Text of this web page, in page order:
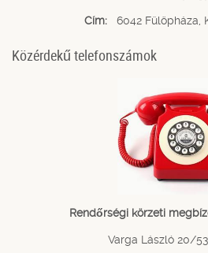
Cím: 6042 Fülöpháza,
Közérdekű telefonszámok
Rendőrségi körzeti
Varga László 20/